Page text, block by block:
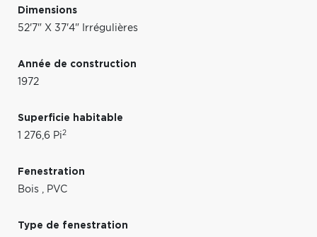
Dimensions
52'7" X 37'4" Irrégulières
Année de construction
1972
Superficie habitable
1 276,6 Pi2
Fenestration
Bois , PVC
Type de fenestration